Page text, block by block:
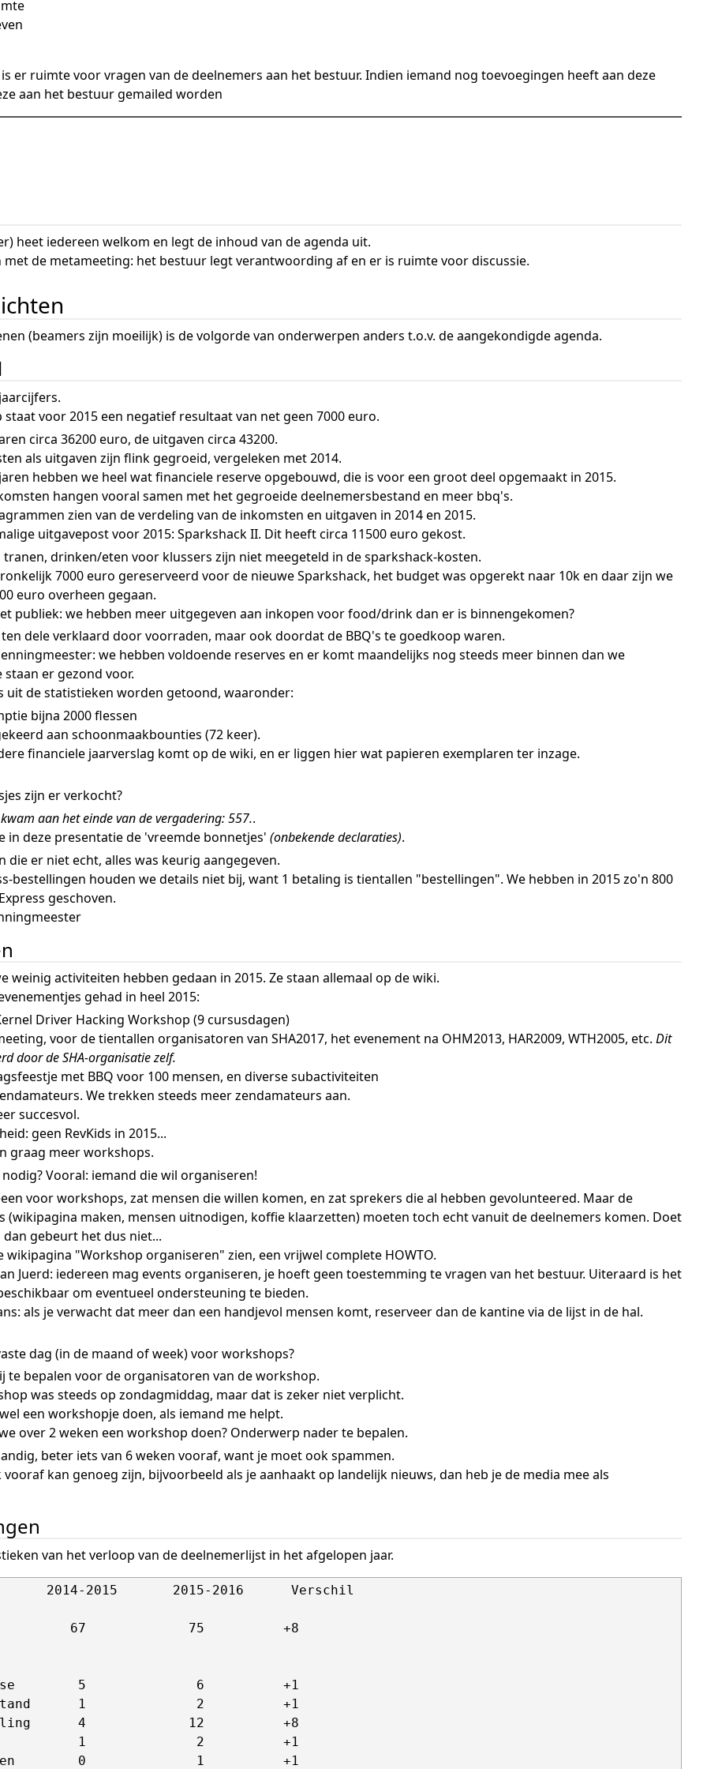
er ruimte voor vragen van de deelnemers aan het bestuur. Indien iemand nog toevoegingen heeft aan deze
aan het bestuur gemailed worden
heet iedereen welkom en legt de inhoud van de agenda uit.
de metameeting: het bestuur legt verantwoording af en er is ruimte voor discussie.
(beamers zijn moeilijk) is de volgorde van onderwerpen anders t.o.v. de aangekondigde agenda.
voor 2015 een negatief resultaat van net geen 7000 euro.
circa 36200 euro, de uitgaven circa 43200.
als uitgaven zijn flink gegroeid, vergeleken met 2014.
hebben we heel wat financiele reserve opgebouwd, die is voor een groot deel opgemaakt in 2015.
hangen vooral samen met het gegroeide deelnemersbestand en meer bbq's.
zien van de verdeling van de inkomsten en uitgaven in 2014 en 2015.
uitgavepost voor 2015: Sparkshack II. Dit heeft circa 11500 euro gekost.
tranen, drinken/eten voor klussers zijn niet meegeteld in de sparkshack-kosten.
7000 euro gereserveerd voor de nieuwe Sparkshack, het budget was opgerekt naar 10k en daar zijn we
euro overheen gegaan.
publiek: we hebben meer uitgegeven aan inkopen voor food/drink dan er is binnengekomen?
dele verklaard door voorraden, maar ook doordat de BBQ's te goedkoop waren.
we hebben voldoende reserves en er komt maandelijks nog steeds meer binnen dan we
er gezond voor.
uit de statistieken worden getoond, waaronder:
bijna 2000 flessen
aan schoonmaakbounties (72 keer).
financiele jaarverslag komt op de wiki, en er liggen hier wat papieren exemplaren ter inzage.
zijn er verkocht?
aan het einde van de vergadering: 557..
in deze presentatie de 'vreemde bonnetjes'(onbekende declaraties).
die er niet echt, alles was keurig aangegeven.
bestellingen houden we details niet bij, want 1 betaling is tientallen "bestellingen". We hebben in 2015 zo'n 800
geschoven.
weinig activiteiten hebben gedaan in 2015. Ze staan allemaal op de wiki.
gehad in heel 2015:
Driver Hacking Workshop (9 cursusdagen)
voor de tientallen organisatoren van SHA2017, het evenement na OHM2013, HAR2009, WTH2005, etc. Dit
door de SHA-organisatie zelf.
met BBQ voor 100 mensen, en diverse subactiviteiten
We trekken steeds meer zendamateurs aan.
succesvol.
geen RevKids in 2015...
graag meer workshops.
Vooral: iemand die wil organiseren!
voor workshops, zat mensen die willen komen, en zat sprekers die al hebben gevolunteered. Maar de
(wikipagina maken, mensen uitnodigen, koffie klaarzetten) moeten toch echt vanuit de deelnemers komen. Doet
gebeurt het dus niet...
wikipagina "Workshop organiseren" zien, een vrijwel complete HOWTO.
Juerd: iedereen mag events organiseren, je hoeft geen toestemming te vragen van het bestuur. Uiteraard is het
om eventueel ondersteuning te bieden.
als je verwacht dat meer dan een handjevol mensen komt, reserveer dan de kantine via de lijst in de hal.
dag (in de maand of week) voor workshops?
te bepalen voor de organisatoren van de workshop.
was steeds op zondagmiddag, maar dat is zeker niet verplicht.
een workshopje doen, als iemand me helpt.
over 2 weken een workshop doen? Onderwerp nader te bepalen.
beter iets van 6 weken vooraf, want je moet ook spammen.
vooraf kan genoeg zijn, bijvoorbeeld als je aanhaakt op landelijk nieuws, dan heb je de media mee als
van het verloop van de deelnemerlijst in het afgelopen jaar.
2014-2015       2015-2016      Verschil
67             75          +8
5              6          +1
1              2          +1
4             12          +8
1              2          +1
0              1          +1